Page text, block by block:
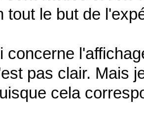
tout le but de
concerne
pas clair. Mais
cela